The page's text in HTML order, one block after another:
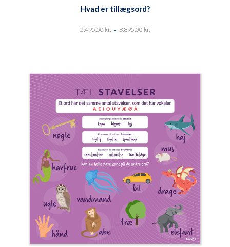
Hvad er tillægsord?
2.495,00 kr. - 8.895,00 kr.